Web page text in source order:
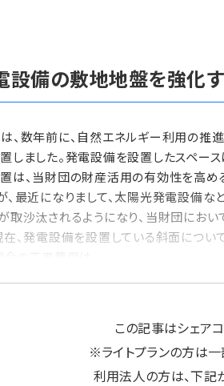
設備の敷地地盤を強化
、数年前に、自然エネルギー利用の推
しました。発電設備を設置したスペー
は、当財団の財産活用の有効性を高め
、最近になりまして、太陽光発電設備
取沙汰されるようになり、当財団にお
在、発電設備を設置している斜面につ
この記事はシェア
※ライトプランの方は
利用法人の方は、下記